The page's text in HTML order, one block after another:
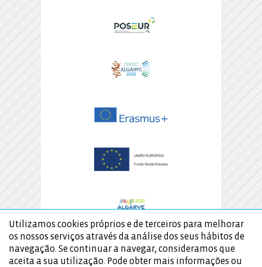
Utilizamos cookies próprios e de terceiros para melhorar
os nossos serviços através da análise dos seus hábitos de
navegação. Se continuar a navegar, consideramos que
aceita a sua utilização. Pode obter mais informações ou